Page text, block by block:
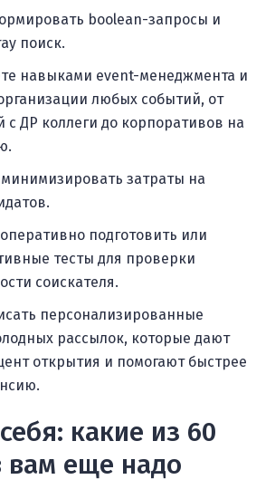
boolean-запросы и
поиск.
навыками event-менеджмента и
любых событий, от
с ДР коллеги до корпоративов на
затраты на
подготовить или
тесты для проверки
соискателя.
персонализированные
рассылок, которые дают
открытия и помогают быстрее
какие из 60
вам еще надо